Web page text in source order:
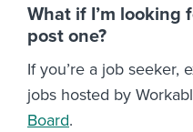
What if I’m looking
post one?
If you’re a job seeker,
jobs hosted by
Board.